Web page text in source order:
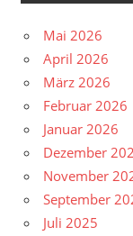
Mai 2026
April 2026
März 2026
Februar 2026
Januar 2026
Dezember
November
September
Juli 2025